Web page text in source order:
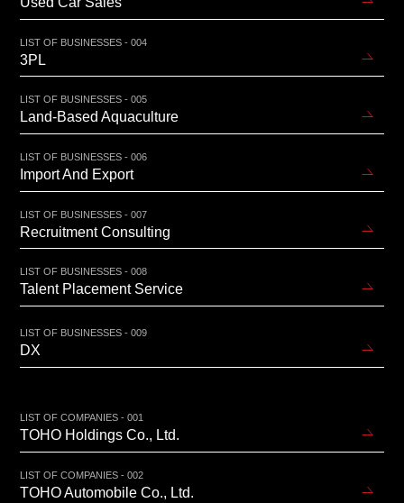
LIST OF BUSINESSES - 004
3PL
LIST OF BUSINESSES - 005
Land-Based Aquaculture
LIST OF BUSINESSES - 006
Import And Export
LIST OF BUSINESSES - 007
Recruitment Consulting
LIST OF BUSINESSES - 008
Talent Placement Service
LIST OF BUSINESSES - 009
DX
LIST OF COMPANIES - 001
TOHO Holdings Co., Ltd.
LIST OF COMPANIES - 002
TOHO Automobile Co., Ltd.